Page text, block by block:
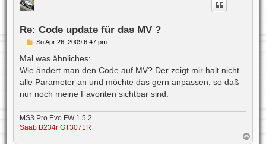
Re: Code update für das MV ?
B
r
a
g
So Apr 26, 2009 6:47 pm
Mal was ähnliches:
Wie ändert man den Code auf MV? Der zeigt mir halt nicht
alle Parameter an und möchte das gern anpassen, so daß
nur noch meine Favoriten sichtbar sind.
MS3 Pro Evo FW 1.5.2
Saab B234r GT3071R